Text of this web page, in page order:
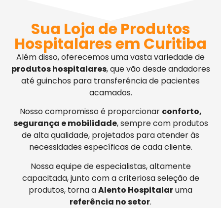
Sua Loja de Produtos
Hospitalares em Curitiba
Além disso, oferecemos uma vasta variedade de
produtos hospitalares, que vão desde andadores
até guinchos para transferência de pacientes
acamados.
Nosso compromisso é proporcionar conforto,
segurança e mobilidade, sempre com produtos
de alta qualidade, projetados para atender às
necessidades específicas de cada cliente.
Nossa equipe de especialistas, altamente
capacitada, junto com a criteriosa seleção de
produtos, torna aAlento Hospitalaruma
referência no setor.